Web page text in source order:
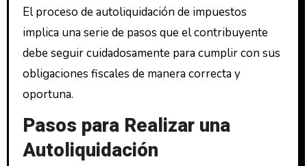
El proceso de autoliquidación de impuestos
implica una serie de pasos que el contribuyente
debe seguir cuidadosamente para cumplir con sus
obligaciones fiscales de manera correcta y
oportuna.
Pasos para Realizar una
Autoliquidación